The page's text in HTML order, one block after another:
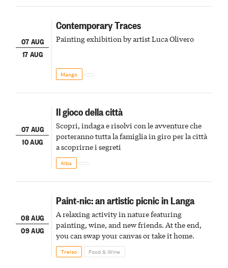
07 AUG
17 AUG
Contemporary Traces
Painting exhibition by artist Luca Olivero
Mango
07 AUG
10 AUG
Il gioco della città
Scopri, indaga e risolvi con le avventure che
porteranno tutta la famiglia in giro per la città
a scoprirne i segreti
Alba
08 AUG
09 AUG
Paint-nic: an artistic picnic in Langa
A relaxing activity in nature featuring
painting, wine, and new friends. At the end,
you can swap your canvas or take it home.
Treiso Food & Wine